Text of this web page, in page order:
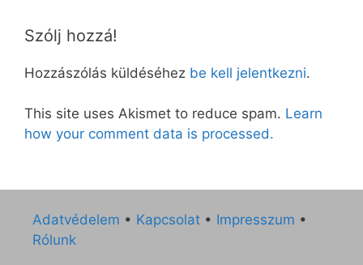
Szólj hozzá!
Hozzászólás küldéséhez be kell jelentkezni.
This site uses Akismet to reduce spam. Learn
how your comment data is processed.
Adatvédelem • Kapcsolat • Impresszum •
Rólunk